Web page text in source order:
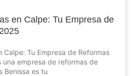
en Calpe: Tu Empresa de
Calpe: Tu Empresa de Reformas
una empresa de reformas de
Benissa es tu